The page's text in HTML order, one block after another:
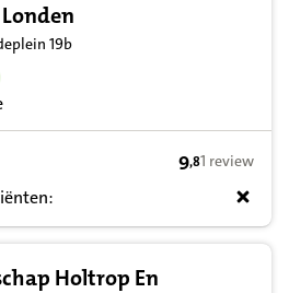
19b
9,8 op basis
9,81 review
Holtrop En